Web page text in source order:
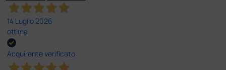
14 Luglio 2026
ottima
Acquirente verificato